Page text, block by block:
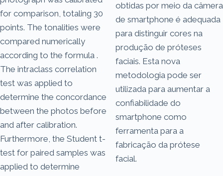
for comparison, totaling 30
points. The tonalities were
compared numerically
according to the formula .
The intraclass correlation
test was applied to
determine the concordance
between the photos before
and after calibration.
Furthermore, the Student t-
test for paired samples was
applied to determine
obtidas por meio da câmera
de smartphone é adequada
para distinguir cores na
produção de próteses
faciais. Esta nova
metodologia pode ser
utilizada para aumentar a
confiabilidade do
smartphone como
ferramenta para a
fabricação da prótese
facial.